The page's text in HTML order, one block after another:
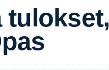
tulokset,